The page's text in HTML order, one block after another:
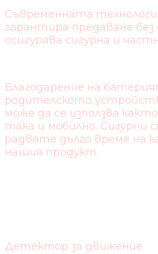
Съвременната
гарантира предаване
осигурява сигурна и
Благодарение на
родителското
може да се използва
така и мобилно. Сигурни
радвате дълго време на
нашия продукт.
Детектор за движение